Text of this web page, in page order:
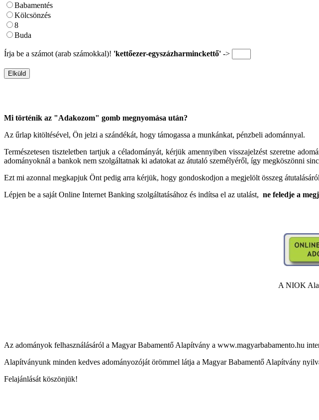
Babamentés
Kölcsönzés
8
Buda
Írja be a számot (arab számokkal)! 'kettőezer-egyszázharminckettő' ->
Mi történik az "Adakozom" gomb megnyomása után?
Az űrlap kitöltésével, Ön jelzi a szándékát, hogy támogassa a munkánkat, pénzbeli adománnyal.
Természetesen tiszteletben tartjuk a céladományát, kérjük amennyiben visszajelzést szeretne
adományoknál a bankok nem szolgáltatnak ki adatokat az átutaló személyéről, így megköszönni
Ezt mi azonnal megkapjuk Önt pedig arra kérjük, hogy gondoskodjon a megjelölt összeg
Lépjen be a saját Online Internet Banking szolgáltatásához és indítsa el az utalást, ne feledje a
A NIOK
Az adományok felhasználásáról a Magyar Babamentő Alapítvány a www.magyarbabamento.hu
Alapítványunk minden kedves adományozóját örömmel látja a Magyar Babamentő Alapítvány
Felajánlását köszönjük!